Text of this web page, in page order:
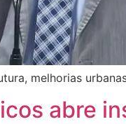
melhorias
abre